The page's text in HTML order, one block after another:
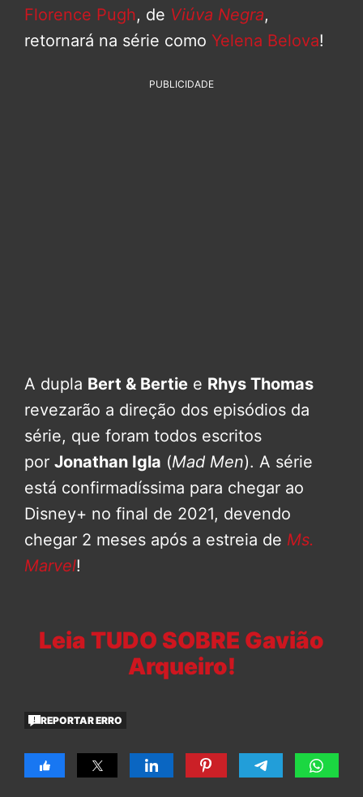
Florence Pugh, de Viúva Negra,
retornará na série como Yelena Belova!
PUBLICIDADE
A dupla Bert & Bertie e Rhys Thomas
revezarão a direção dos episódios da
série, que foram todos escritos
por Jonathan Igla (Mad Men). A série
está confirmadíssima para chegar ao
Disney+ no final de 2021, devendo
chegar 2 meses após a estreia de Ms.
Marvel!
Leia TUDO SOBRE Gavião
Arqueiro!
REPORTAR ERRO